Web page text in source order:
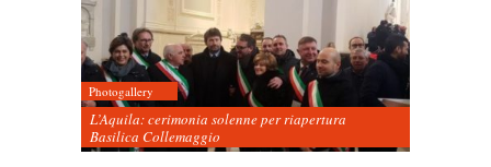
Photogallery
L’Aquila: cerimonia solenne per riapertura
Basilica Collemaggio